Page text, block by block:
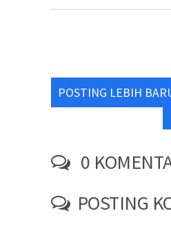
POSTING LEBIH
0
POSTING